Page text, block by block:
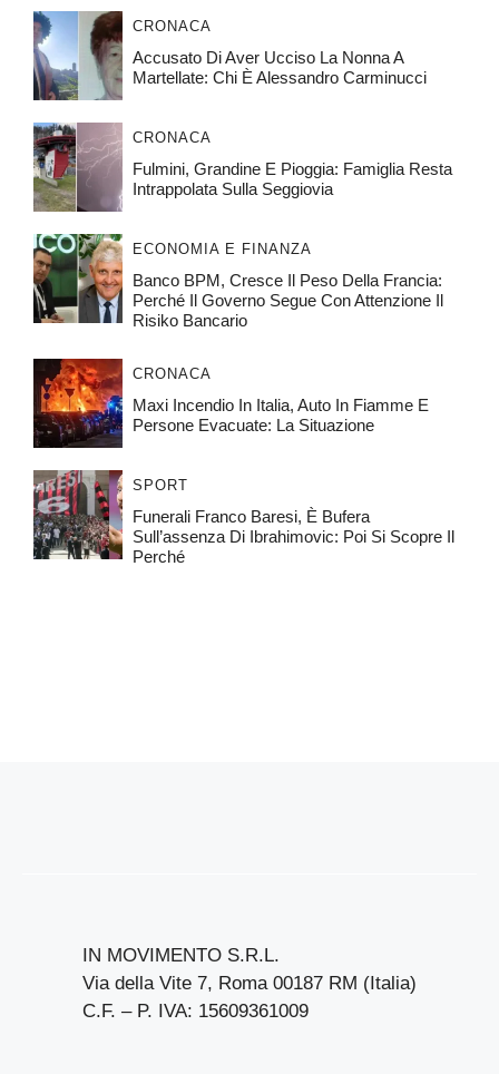
CRONACA
Accusato Di Aver Ucciso La Nonna A
Martellate: Chi È Alessandro Carminucci
CRONACA
Fulmini, Grandine E Pioggia: Famiglia Resta
Intrappolata Sulla Seggiovia
ECONOMIA E FINANZA
Banco BPM, Cresce Il Peso Della Francia:
Perché Il Governo Segue Con Attenzione Il
Risiko Bancario
CRONACA
Maxi Incendio In Italia, Auto In Fiamme E
Persone Evacuate: La Situazione
SPORT
Funerali Franco Baresi, È Bufera
Sull’assenza Di Ibrahimovic: Poi Si Scopre Il
Perché
IN MOVIMENTO S.R.L.
Via della Vite 7, Roma 00187 RM (Italia)
C.F. – P. IVA: 15609361009